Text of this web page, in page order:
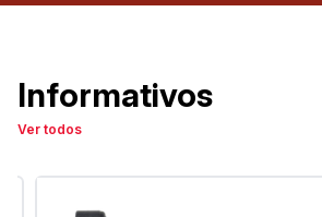
Informativos
Ver todos